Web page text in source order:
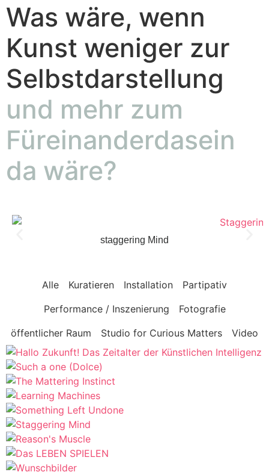
Was wäre, wenn
Kunst weniger zur
Selbstdarstellung
und mehr zum
Füreinanderdasein
da wäre?
staggering Mind
Alle Kuratieren Installation
Partipativ
Performance / Inszenierung
Fotografie
öffentlicher Raum
Studio for Curious Matters Video